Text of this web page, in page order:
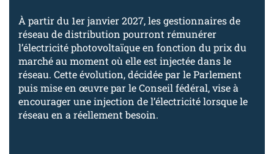
À partir du 1er janvier 2027, les gestionnaires de
réseau de distribution pourront rémunérer
l’électricité photovoltaïque en fonction du prix du
marché au moment où elle est injectée dans le
réseau. Cette évolution, décidée par le Parlement
puis mise en œuvre par le Conseil fédéral, vise à
encourager une injection de l’électricité lorsque le
réseau en a réellement besoin.